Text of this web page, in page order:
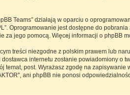
Teams” działają w oparciu o
Oprogramowanie jest dostępne do pobrania
za jego pomocą. Więcej informacji o phpBB
treści niezgodne z polskim prawem lub
internetu zostanie powiadomiony o
temat, post. Wyrażasz zgodę na
ani phpBB nie ponosi